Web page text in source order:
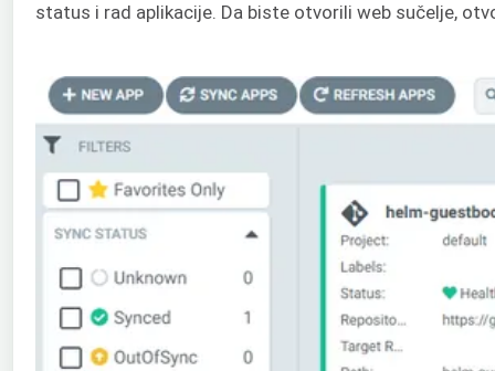
status i rad aplikacije. Da biste otvorili web sučelje,